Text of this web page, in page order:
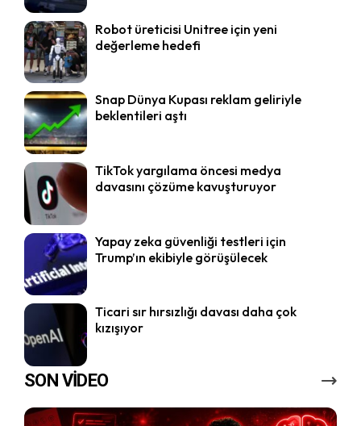
Robot üreticisi Unitree için yeni
değerleme hedefi
Snap Dünya Kupası reklam geliriyle
beklentileri aştı
TikTok yargılama öncesi medya
davasını çözüme kavuşturuyor
Yapay zeka güvenliği testleri için
Trump’ın ekibiyle görüşülecek
Ticari sır hırsızlığı davası daha çok
kızışıyor
SON VİDEO